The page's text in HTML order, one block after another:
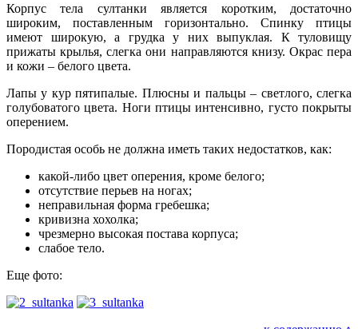
Корпус тела султанки является коротким, достаточно
широким, поставленным горизонтально. Спинку птицы
имеют широкую, а грудка у них выпуклая. К туловищу
прижаты крылья, слегка они направляются книзу. Окрас пера
и кожи – белого цвета.
Лапы у кур пятипалые. Плюсны и пальцы – светлого, слегка
голубоватого цвета. Ноги птицы интенсивно, густо покрыты
оперением.
Породистая особь не должна иметь таких недостатков, как:
какой-либо цвет оперения, кроме белого;
отсутствие перьев на ногах;
неправильная форма гребешка;
кривизна хохолка;
чрезмерно высокая постава корпуса;
слабое тело.
Еще фото: